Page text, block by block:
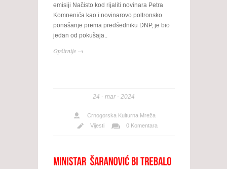
emisiji Načisto kod rijaliti novinara Petra
Komnenića kao i novinarovo poltronsko
ponašanje prema predśedniku DNP, je bio
jedan od pokušaja..
Opširnije →
24 mar 2024
Crnogorska Kulturna Mreža
Vijesti
0 Komentara